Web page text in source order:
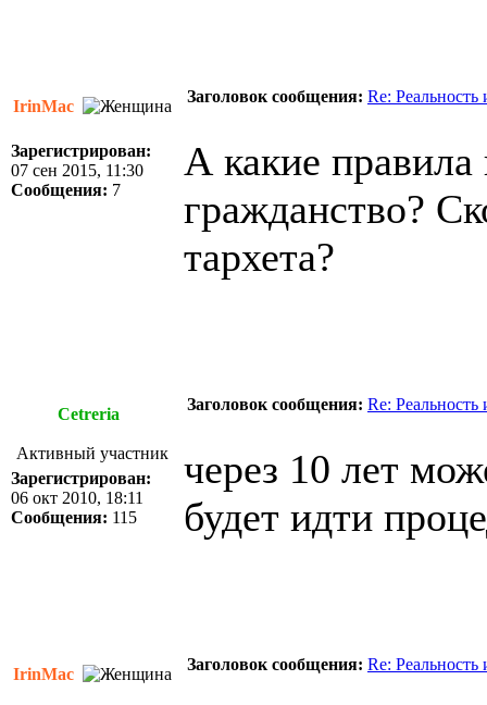
IrinMac
Заголовок сообщения: Re:
Зарегистрирован:
07 сен 2015, 11:30
Сообщения: 7
А какие
гражданство?
тархета?
Cetreria
Заголовок сообщения: Re:
Активный участник
Зарегистрирован:
06 окт 2010, 18:11
Сообщения: 115
через 10 лет
будет идти
IrinMac
Заголовок сообщения: Re: